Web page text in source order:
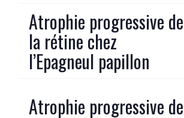
Atrophie progressive de
la rétine chez
l’Epagneul papillon
Atrophie progressive de